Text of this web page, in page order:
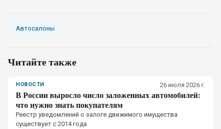
Автосалоны
Читайте также
НОВОСТИ 26 июля 2026 г.
В России выросло число заложенных автомобилей:
что нужно знать покупателям
Реестр уведомлений о залоге движимого имущества
существует с 2014 года